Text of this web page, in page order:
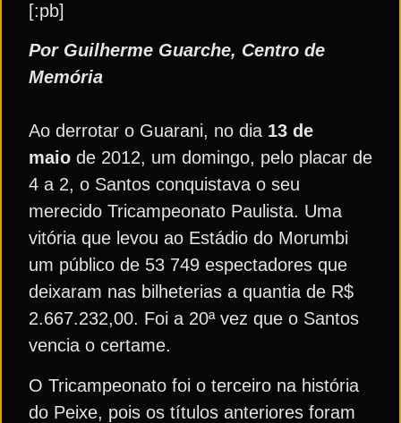
[:pb]
Por Guilherme Guarche, Centro de
Memória
Ao derrotar o Guarani, no dia 13 de
maio de 2012, um domingo, pelo placar de
4 a 2, o Santos conquistava o seu
merecido Tricampeonato Paulista. Uma
vitória que levou ao Estádio do Morumbi
um público de 53 749 espectadores que
deixaram nas bilheterias a quantia de R$
2.667.232,00. Foi a 20ª vez que o Santos
vencia o certame.
O Tricampeonato foi o terceiro na história
do Peixe, pois os títulos anteriores foram